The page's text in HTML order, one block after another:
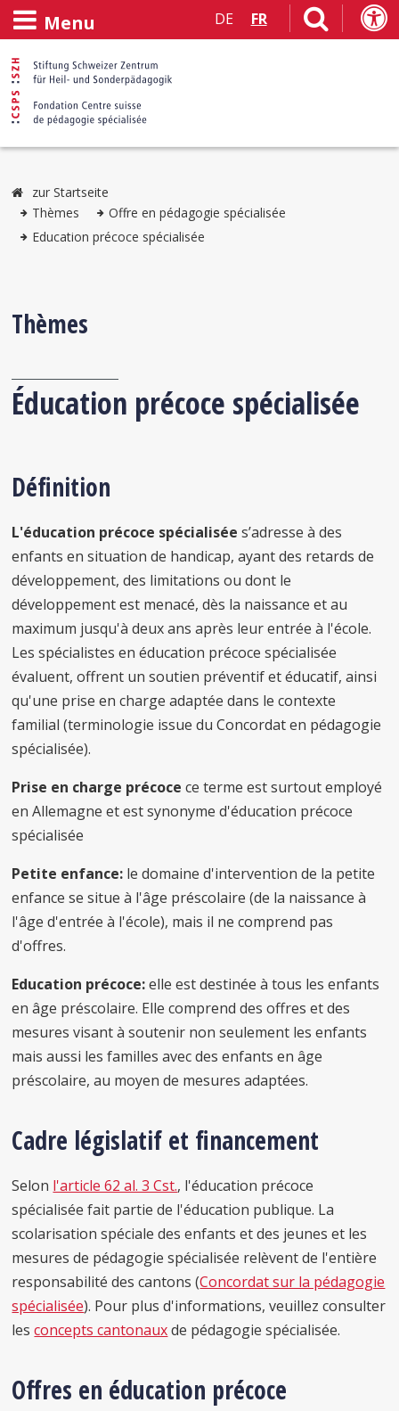
Menu DE FR
zur Startseite
Thèmes
Offre en pédagogie spécialisée
Education précoce spécialisée
Thèmes
Éducation précoce spécialisée
Définition
L'éducation précoce spécialisée s’adresse à des
enfants en situation de handicap, ayant des retards de
développement, des limitations ou dont le
développement est menacé, dès la naissance et au
maximum jusqu'à deux ans après leur entrée à l'école.
Les spécialistes en éducation précoce spécialisée
évaluent, offrent un soutien préventif et éducatif, ainsi
qu'une prise en charge adaptée dans le contexte
familial (terminologie issue du Concordat en pédagogie
spécialisée).
Prise en charge précoce ce terme est surtout employé
en Allemagne et est synonyme d'éducation précoce
spécialisée
Petite enfance: le domaine d'intervention de la petite
enfance se situe à l'âge préscolaire (de la naissance à
l'âge d'entrée à l'école), mais il ne comprend pas
d'offres.
Education précoce:elle est destinée à tous les enfants
en âge préscolaire. Elle comprend des offres et des
mesures visant à soutenir non seulement les enfants
mais aussi les familles avec des enfants en âge
préscolaire, au moyen de mesures adaptées.
Cadre législatif et financement
Selon l'article 62 al. 3 Cst., l'éducation précoce
spécialisée fait partie de l'éducation publique. La
scolarisation spéciale des enfants et des jeunes et les
mesures de pédagogie spécialisée relèvent de l'entière
responsabilité des cantons (Concordat sur la pédagogie
spécialisée). Pour plus d'informations, veuillez consulter
lesconcepts cantonauxde pédagogie spécialisée.
Offres en éducation précoce